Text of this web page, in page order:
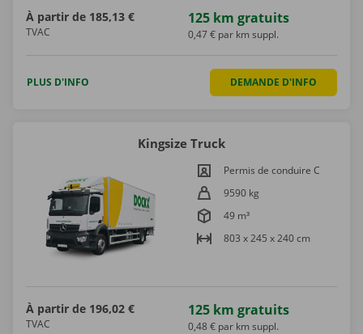
À partir de 185,13 €
TVAC
125 km gratuits
0,47 € par km suppl.
PLUS D'INFO DEMANDE D'INFO
Kingsize Truck
Permis de conduire C
9590 kg
49 m³
803 x 245 x 240 cm
À partir de 196,02 €
TVAC
125 km gratuits
0,48 € par km suppl.